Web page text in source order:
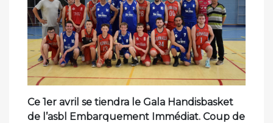
Ce 1er avril se tiendra le Gala Handisbasket
de l’asbl Embarquement Immédiat. Coup de